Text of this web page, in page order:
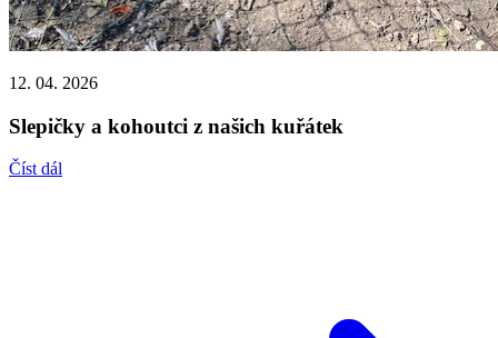
12. 04. 2026
Slepičky a kohoutci z našich kuřátek
Číst dál